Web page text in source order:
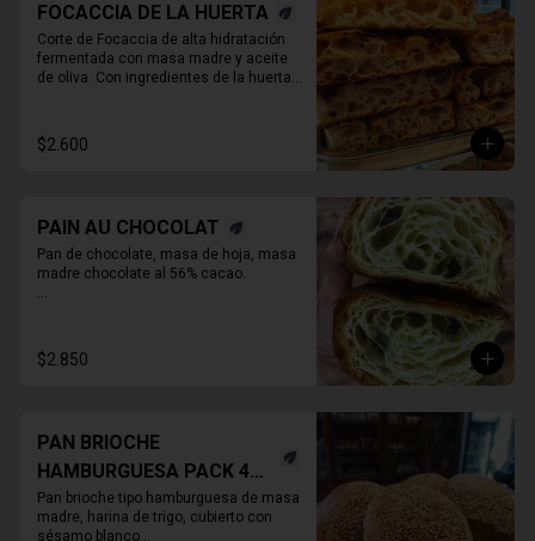
FOCACCIA DE LA HUERTA
Corte de Focaccia de alta hidratación
fermentada con masa madre y aceite
de oliva. Con ingredientes de la huerta
$2.600
PAIN AU CHOCOLAT
Pan de chocolate, masa de hoja, masa
madre chocolate al 56% cacao.
despacho*
$2.850
PAN BRIOCHE
HAMBURGUESA PACK 4
UNIDADES
Pan brioche tipo hamburguesa de masa
madre, harina de trigo, cubierto con
sésamo blanco